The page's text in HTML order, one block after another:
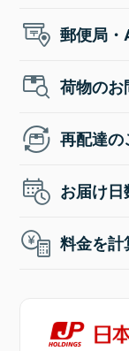
郵便局
荷物の
再配達の
お届け
料金を計